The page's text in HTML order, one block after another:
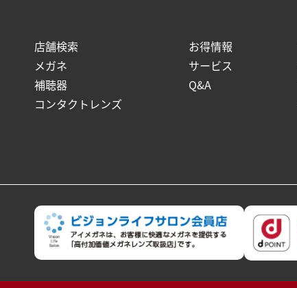
店舗検索
メガネ
補聴器
コンタクトレンズ
お得情報
サービス
Q&A